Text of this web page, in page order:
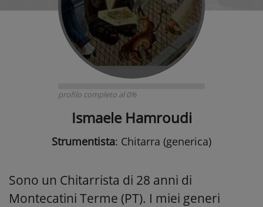
profilo completo al 0%
Ismaele Hamroudi
Strumentista: Chitarra (generica)
Sono un Chitarrista di 28 anni di
Montecatini Terme (PT). I miei generi